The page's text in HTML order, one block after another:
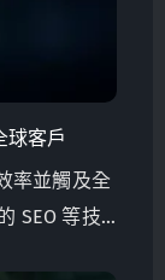
球客戶
率並觸及全
SEO 等技